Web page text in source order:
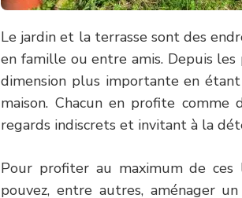
Le jardin et la terrasse sont des
en famille ou entre amis. Depuis
dimension plus importante en
maison. Chacun en profite comme
regards indiscrets et invitant à la
Pour profiter au maximum de ces
pouvez, entre autres, aménager